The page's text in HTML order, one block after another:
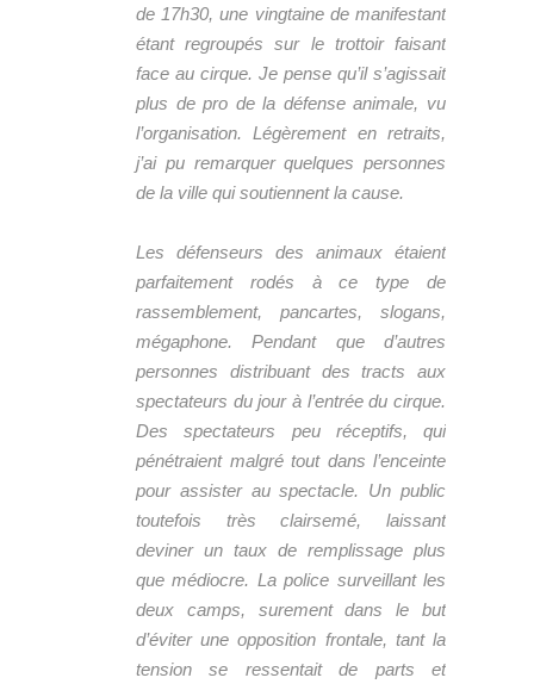
de 17h30, une vingtaine de manifestant
étant regroupés sur le trottoir faisant
face au cirque. Je pense qu’il s’agissait
plus de pro de la défense animale, vu
l’organisation. Légèrement en retraits,
j’ai pu remarquer quelques personnes
de la ville qui soutiennent la cause.
Les défenseurs des animaux étaient
parfaitement rodés à ce type de
rassemblement, pancartes, slogans,
mégaphone. Pendant que d’autres
personnes distribuant des tracts aux
spectateurs du jour à l’entrée du cirque.
Des spectateurs peu réceptifs, qui
pénétraient malgré tout dans l’enceinte
pour assister au spectacle. Un public
toutefois très clairsemé, laissant
deviner un taux de remplissage plus
que médiocre. La police surveillant les
deux camps, surement dans le but
d’éviter une opposition frontale, tant la
tension se ressentait de parts et